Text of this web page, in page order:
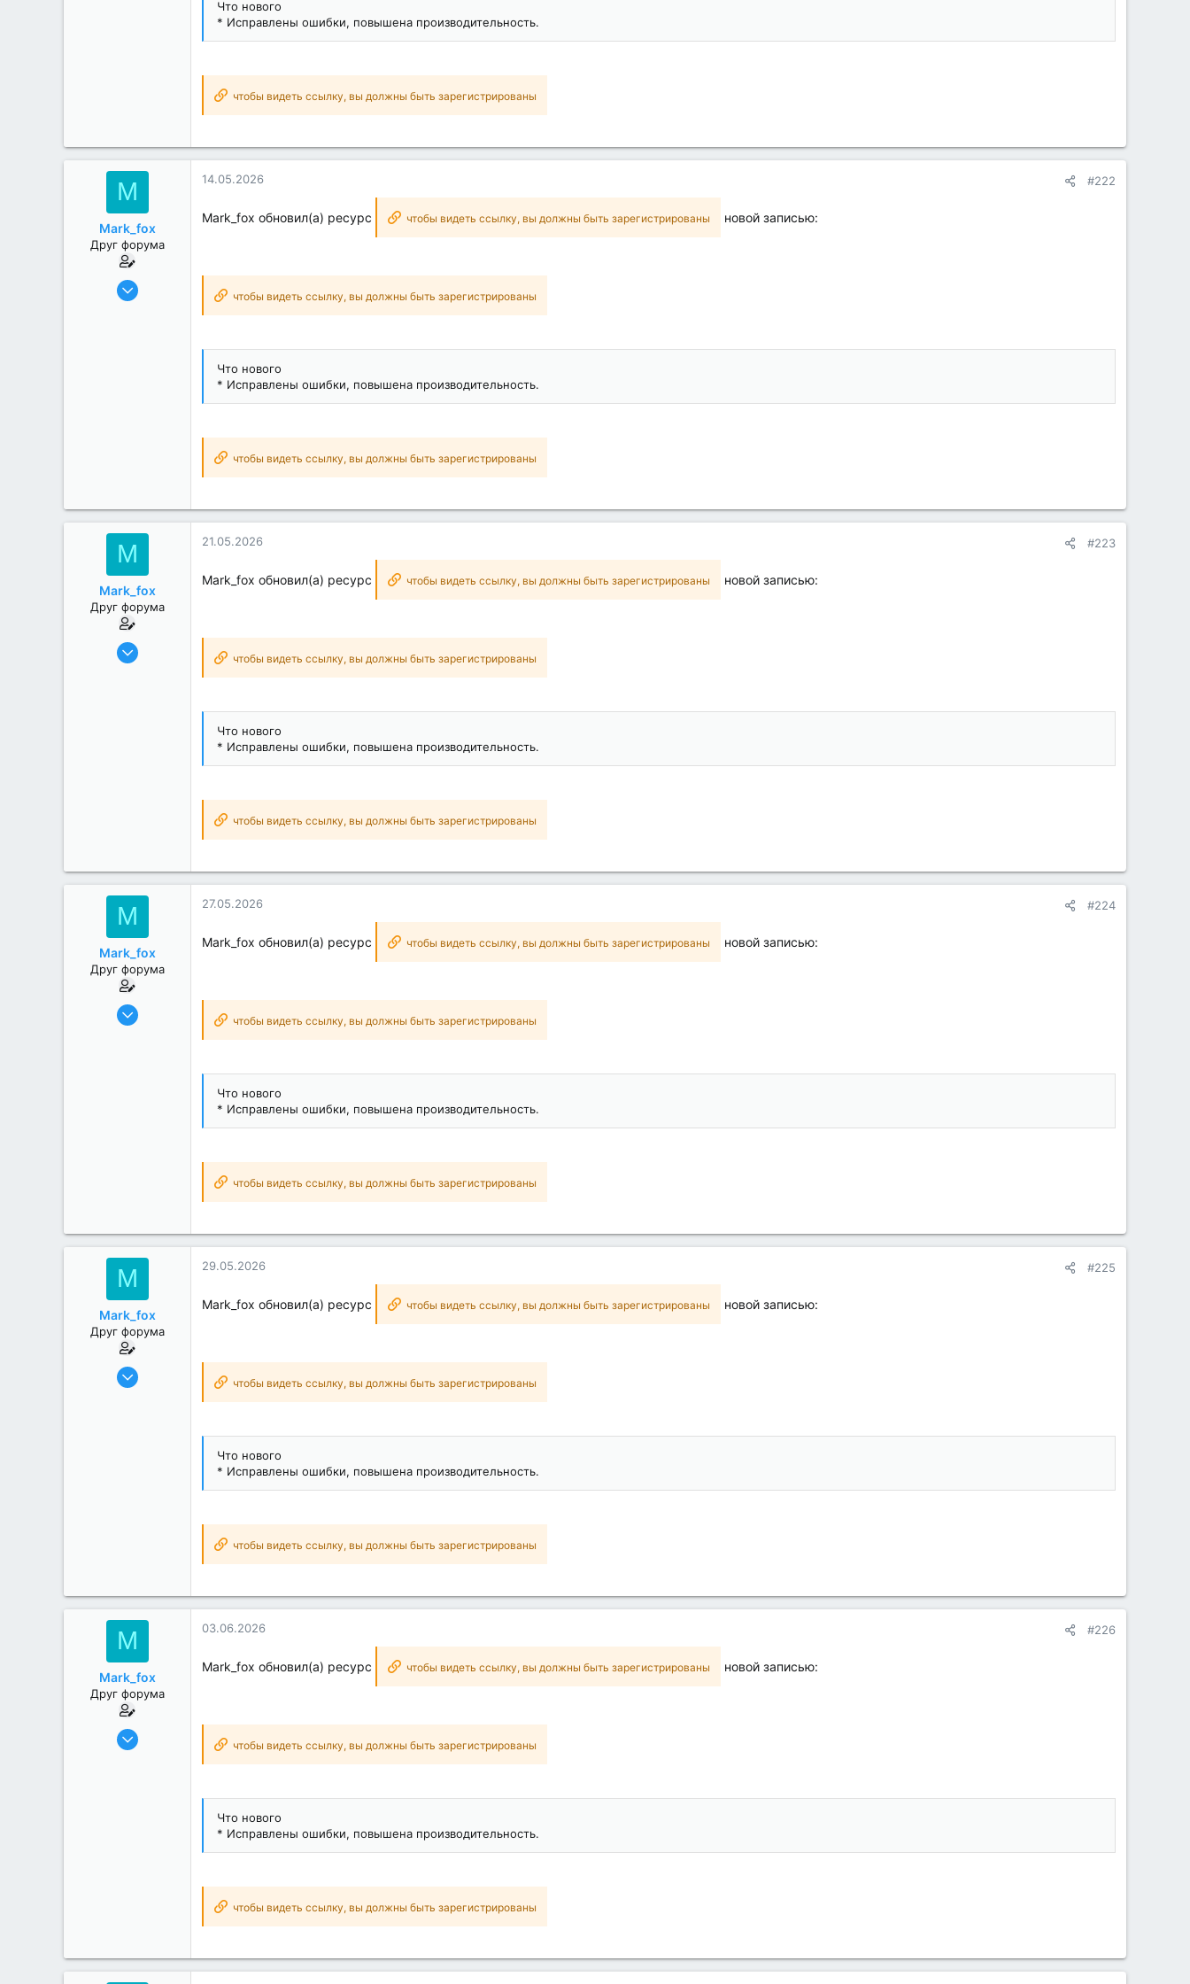
Что нового
* Исправлены ошибки, повышена производительность.
чтобы видеть ссылку, вы должны быть зарегистрированы
M
Mark_fox
Друг форума
17.12.2018
14.05.2026 #222
Mark_fox обновил(а) ресурс чтобы видеть ссылку, вы должны быть зарегистрированы новой записью:
чтобы видеть ссылку, вы должны быть зарегистрированы
Что нового
* Исправлены ошибки, повышена производительность.
чтобы видеть ссылку, вы должны быть зарегистрированы
M
Mark_fox
Друг форума
17.12.2018
21.05.2026 #223
Mark_fox обновил(а) ресурс чтобы видеть ссылку, вы должны быть зарегистрированы новой записью:
чтобы видеть ссылку, вы должны быть зарегистрированы
Что нового
* Исправлены ошибки, повышена производительность.
чтобы видеть ссылку, вы должны быть зарегистрированы
M
Mark_fox
Друг форума
17.12.2018
27.05.2026 #224
Mark_fox обновил(а) ресурс чтобы видеть ссылку, вы должны быть зарегистрированы новой записью:
чтобы видеть ссылку, вы должны быть зарегистрированы
Что нового
* Исправлены ошибки, повышена производительность.
чтобы видеть ссылку, вы должны быть зарегистрированы
M
Mark_fox
Друг форума
17.12.2018
29.05.2026 #225
Mark_fox обновил(а) ресурс чтобы видеть ссылку, вы должны быть зарегистрированы новой записью:
чтобы видеть ссылку, вы должны быть зарегистрированы
Что нового
* Исправлены ошибки, повышена производительность.
чтобы видеть ссылку, вы должны быть зарегистрированы
M
Mark_fox
Друг форума
17.12.2018
03.06.2026 #226
Mark_fox обновил(а) ресурс чтобы видеть ссылку, вы должны быть зарегистрированы новой записью:
чтобы видеть ссылку, вы должны быть зарегистрированы
Что нового
* Исправлены ошибки, повышена производительность.
чтобы видеть ссылку, вы должны быть зарегистрированы